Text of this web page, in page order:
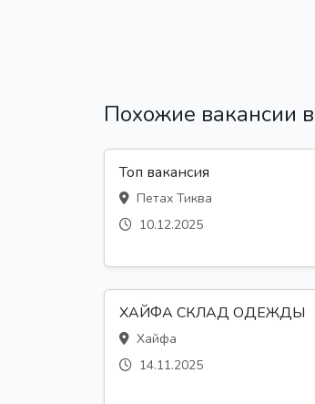
Похожие вакансии
Топ вакансия
Петах Тиква
10.12.2025
ХАЙФА СКЛАД ОДЕЖДЫ
Хайфа
14.11.2025